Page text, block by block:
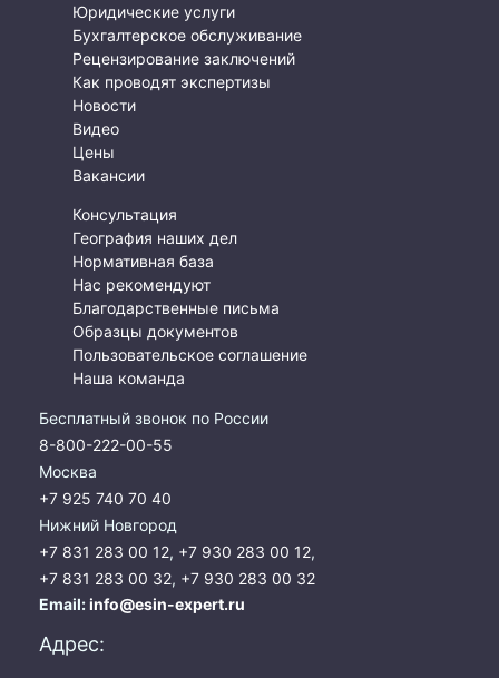
Юридические услуги
Бухгалтерское обслуживание
Рецензирование заключений
Как проводят экспертизы
Новости
Видео
Цены
Вакансии
Консультация
География наших дел
Нормативная база
Нас рекомендуют
Благодарственные письма
Образцы документов
Пользовательское соглашение
Наша команда
Бесплатный звонок по России
8-800-222-00-55
Москва
+7 925 740 70 40
Нижний Новгород
+7 831 283 00 12, +7 930 283 00 12,
+7 831 283 00 32, +7 930 283 00 32
Email:info@esin-expert.ru
Адрес: